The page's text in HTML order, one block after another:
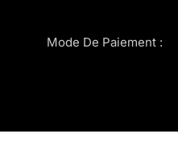
Mode De Paiement :